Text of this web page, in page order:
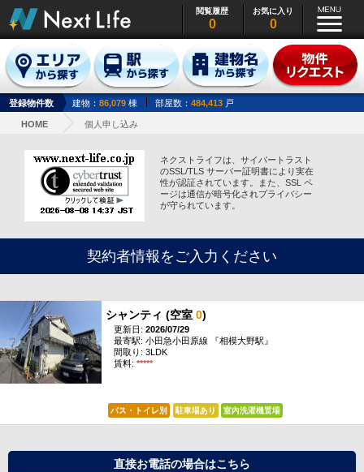
閲覧履歴
0
お気に入り
0
登録物件数 建物： 86,079 棟 部屋数： 484,413 戸
HOME 個人申し込み
ネクストライフは、サイバートラスト
のSSL/TLS サーバー証明書により実在
性が認証されています。また、SSL ペ
ージは通信が暗号化されプライバシー
が守られています。
契約者情報をご入力ください
シャンティ (空室 0)
更新日: 2026/07/29
最寄駅: 小田急小田原線 『相模大野駅』
間取り: 3LDK
賃料: *****
バス・トイレ別 駐車場あり 室内洗濯機置場
直接お電話の場合はこちら